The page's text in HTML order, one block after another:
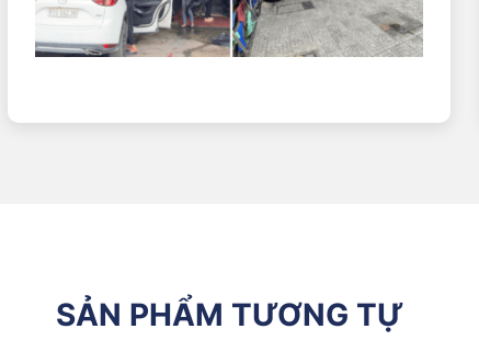
kiệm nhiên liệu hơn khoảng 5–7% so với một số dòng cùng
SẢN PHẨM TƯƠNG TỰ